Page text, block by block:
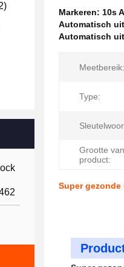
Markeren: 10s
Automatisch
Automatisch
Meetbereik:
Type:
Grootte
product:
Super